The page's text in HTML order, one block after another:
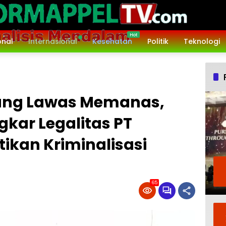
Internasional Kesehatan Politik Teknologi
Lawas Memanas,
Legalitas PT
Kriminalisasi
65